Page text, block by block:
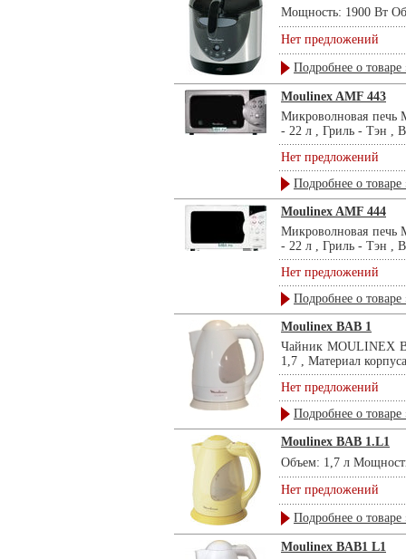
Мощность: 1900 Вт
Нет предложений
Подробнее о товаре
Moulinex AMF 443
Микроволновая
- 22 л , Гриль - Тэн ,
Нет предложений
Подробнее о товаре
Moulinex AMF 444
Микроволновая
- 22 л , Гриль - Тэн ,
Нет предложений
Подробнее о товаре
Moulinex BAB 1
Чайник MOULINEX
1,7 , Материал
Нет предложений
Подробнее о товаре
Moulinex BAB 1.L1
Объем: 1,7 л
Нет предложений
Подробнее о товаре
Moulinex BAB1 L1